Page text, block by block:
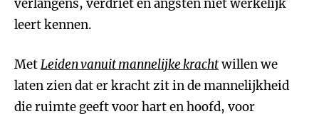
verlangens, verdriet en angsten niet werkelijk
leert kennen.
MetLeiden vanuit mannelijke krachtwillen we
laten zien dat er kracht zit in de mannelijkheid
die ruimte geeft voor hart en hoofd, voor